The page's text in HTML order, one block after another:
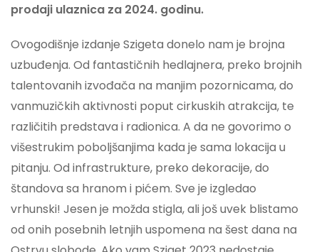
prodaji ulaznica za 2024. godinu.
Ovogodišnje izdanje Szigeta donelo nam je brojna
uzbuđenja. Od fantastičnih hedlajnera, preko brojnih
talentovanih izvođača na manjim pozornicama, do
vanmuzičkih aktivnosti poput cirkuskih atrakcija, te
različitih predstava i radionica. A da ne govorimo o
višestrukim poboljšanjima kada je sama lokacija u
pitanju. Od infrastrukture, preko dekoracije, do
štandova sa hranom i pićem. Sve je izgledao
vrhunski! Jesen je možda stigla, ali još uvek blistamo
od onih posebnih letnjih uspomena na šest dana na